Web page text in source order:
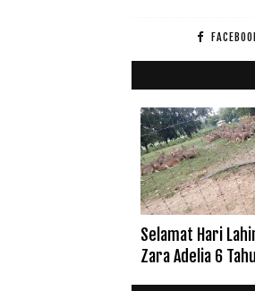
Selamat Hari
Zara Adelia 6